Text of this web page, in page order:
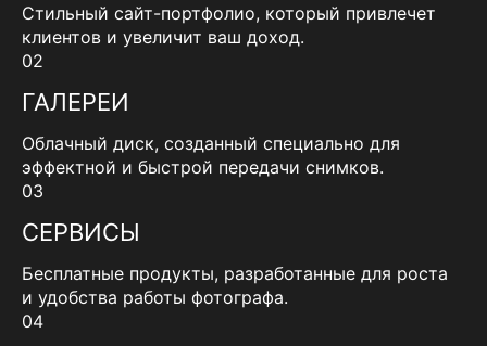
Стильный сайт-портфолио, который привлечет
клиентов и увеличит ваш доход.
02
ГАЛЕРЕИ
Облачный диск, созданный специально для
эффектной и быстрой передачи снимков.
03
СЕРВИСЫ
Бесплатные продукты, разработанные для роста
и удобства работы фотографа.
04